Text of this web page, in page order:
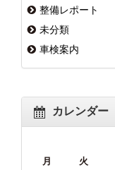
整備レポート
未分類
車検案内
カレンダー
月 火